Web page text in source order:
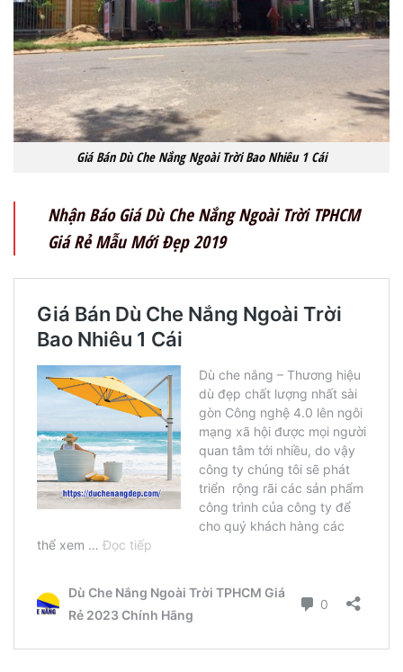
Giá Bán Dù Che Nắng Ngoài Trời Bao Nhiêu 1 Cái
Nhận Báo Giá Dù Che Nắng Ngoài Trời TPHCM
Giá Rẻ Mẫu Mới Đẹp 2019